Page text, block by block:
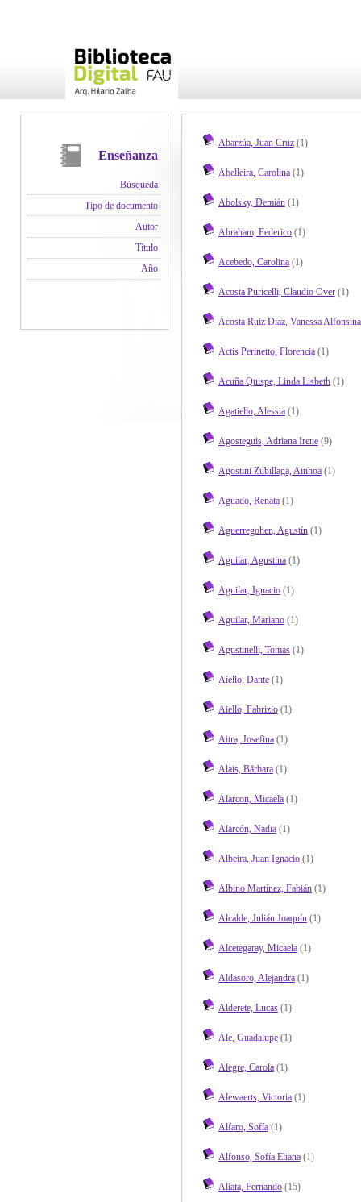
Enseñanza
Búsqueda
Tipo de documento
Autor
Título
Año
Abarzúa, Juan Cruz(1)
Abelleira, Carolina(1)
Abolsky, Demián(1)
Abraham, Federico(1)
Acebedo, Carolina(1)
Acosta Puricelli, Claudio Over(1)
Acosta Ruiz Diaz, Vanessa Alfonsina
Actis Perinetto, Florencia(1)
Acuña Quispe, Linda Lisbeth(1)
Agatiello, Alessia(1)
Agosteguis, Adriana Irene(9)
Agostini Zubillaga, Ainhoa(1)
Aguado, Renata(1)
Aguerregohen, Agustín(1)
Aguilar, Agustina(1)
Aguilar, Ignacio(1)
Aguilar, Mariano(1)
Agustinelli, Tomas(1)
Aiello, Dante(1)
Aiello, Fabrizio(1)
Aitra, Josefina(1)
Alais, Bárbara(1)
Alarcon, Micaela(1)
Alarcón, Nadia(1)
Albeira, Juan Ignacio(1)
Albino Martínez, Fabián(1)
Alcalde, Julián Joaquín(1)
Alcetegaray, Micaela(1)
Aldasoro, Alejandra(1)
Alderete, Lucas(1)
Ale, Guadalupe(1)
Alegre, Carola(1)
Alewaerts, Victoria(1)
Alfaro, Sofía(1)
Alfonso, Sofía Eliana(1)
Aliata, Fernando(15)